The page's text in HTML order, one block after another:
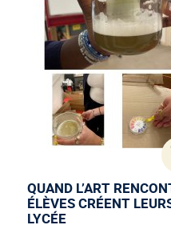
QUAND L’ART
ÉLÈVES CRÉENT
LYCÉE